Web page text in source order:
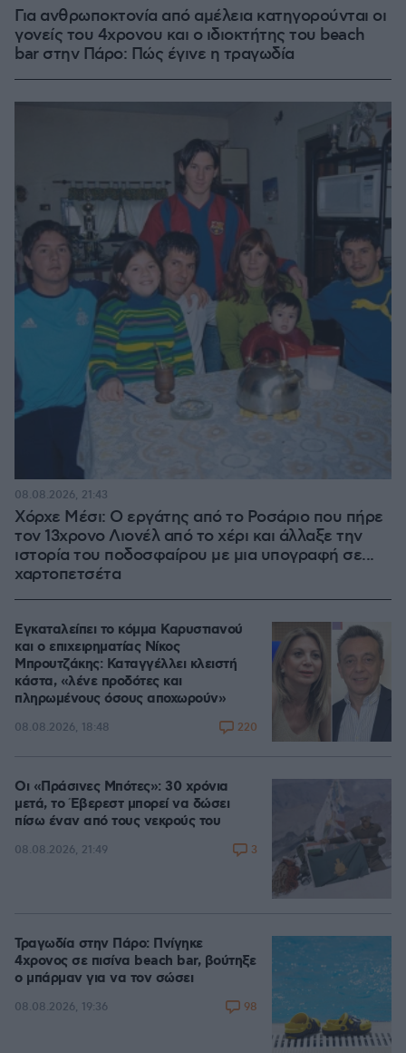
Για ανθρωποκτονία από αμέλεια κατηγορούνται οι
γονείς του 4χρονου και ο ιδιοκτήτης του beach
bar στην Πάρο: Πώς έγινε η τραγωδία
Χόρχε Μέσι: Ο εργάτης από το Ροσάριο που πήρε
τον 13χρονο Λιονέλ από το χέρι και άλλαξε την
ιστορία του ποδοσφαίρου με μια υπογραφή σε...
χαρτοπετσέτα
08.08.2026, 21:43
Εγκαταλείπει το κόμμα Καρυστιανού
και ο επιχειρηματίας Νίκος
Μπρουτζάκης: Καταγγέλλει κλειστή
κάστα, «λένε προδότες και
πληρωμένους όσους αποχωρούν»
08.08.2026, 18:48 220
Οι «Πράσινες Μπότες»: 30 χρόνια
μετά, το Έβερεστ μπορεί να δώσει
πίσω έναν από τους νεκρούς του
08.08.2026, 21:49 3
Τραγωδία στην Πάρο: Πνίγηκε
4χρονος σε πισίνα beach bar, βούτηξε
ο μπάρμαν για να τον σώσει
08.08.2026, 19:36 98